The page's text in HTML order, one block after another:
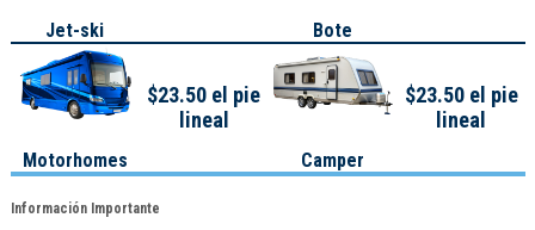
Jet-ski Bote
Motorhomes
$23.50 el pie
lineal
Camper
$23.50 el pie
lineal
Información Importante